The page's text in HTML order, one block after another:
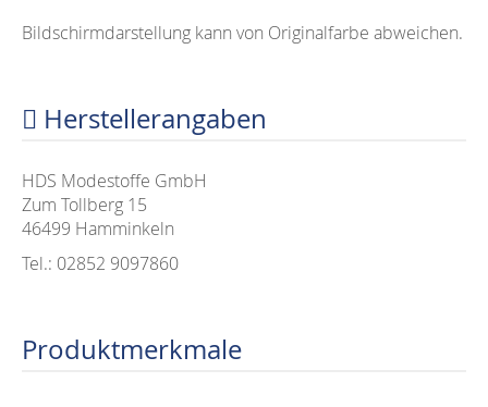
Bildschirmdarstellung kann von Originalfarbe abweichen.
Herstellerangaben
HDS Modestoffe GmbH
Zum Tollberg 15
46499 Hamminkeln
Tel.: 02852 9097860
Produktmerkmale